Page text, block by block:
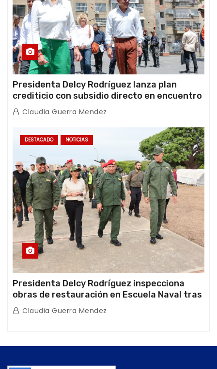
Presidenta Delcy Rodríguez lanza plan
crediticio con subsidio directo en encuentro
con Juntas de Condominio
Claudia Guerra Mendez
DESTACADO NOTICIAS
Presidenta Delcy Rodríguez inspecciona
obras de restauración en Escuela Naval tras
afectaciones sísmicas en La Guaira
Claudia Guerra Mendez